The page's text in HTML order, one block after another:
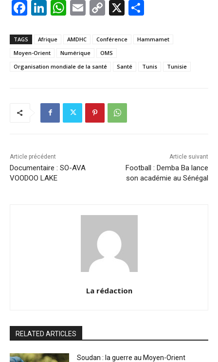
F
c
e
b
Li
k
e
dI
W
at
s
A
p
E
ai
l
C
p
y
Li
k
X
ta
er
TAGS Afrique AMDHC Conférence
Hammamet
Moyen-Orient
Numérique
OMS
Organisation mondiale de la santé
Santé Tunis Tunisie
Article précédent
Documentaire : SO-AVA
VOODOO LAKE
Article suivant
Football : Demba Ba lance
son académie au Sénégal
La rédaction
RELATED ARTICLES
Soudan : la guerre au Moyen-Orient